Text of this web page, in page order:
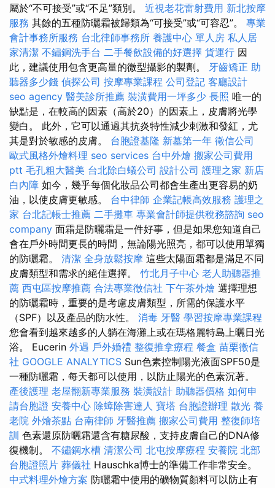
屬於“不可接受”或“不足”類別。 近視老花雷射費用 新北按摩
服務 其餘的五種防曬霜被歸類為“可接受”或“可容忍”。 專業
會計事務所服務 台北律師事務所 養護中心 單人房 私人居
家清潔 不鏽鋼洗手台 二手餐飲設備的好選擇 貨運行 因
此，建議使用包含更高量的微型攝影的製劑。 牙齒矯正 助
聽器多少錢 偵探公司 按摩專業課程 公司登記 客廳設計
seo agency 醫美診所推薦 裝潢費用一坪多少 長照 唯一的
缺點是，在較高的因素（高於20）的因素上，皮膚將光學
變白。 此外，它可以通過其抗炎特性減少刺激和發紅，尤
其是對於敏感的皮膚。 台胞證基隆 新墓第一年 徵信公司
歐式風格外燴料理 seo services 台中外燴 搬家公司費用
ptt 毛孔粗大醫美 台北除白蟻公司 設計公司 護理之家 新店
白內障 如今，幾乎每個化妝品公司都會生產出更容易的奶
油，以使皮膚更敏感。 台中律師 企業記帳高效服務 護理之
家 台北記帳士推薦 二手攤車 專業會計師提供稅務諮詢 seo
company 面霜是防曬霜是一件好事，但是如果您知道自己
會在戶外時間更長的時間，無論陽光照亮，都可以使用單獨
的防曬霜。 清潔 全身放鬆按摩 這些太陽面霜都是滿足不同
皮膚類型和需求的絕佳選擇。 竹北月子中心 老人助聽器推
薦 西屯區按摩推薦 合法專業徵信社 下午茶外燴 選擇理想
的防曬霜時，重要的是考慮皮膚類型，所需的保護水平
（SPF）以及產品的防水性。 消毒 牙醫 學習按摩專業課程
您會看到越來越多的人躺在海灘上或在瑪格麗特島上曬日光
浴。 Eucerin 外遇 戶外婚禮 整復推拿療程 餐盒 苗栗徵信
社 GOOGLE ANALYTICS Sun色素控制陽光液面SPF50是
一種防曬霜，每天都可以使用，以防止陽光的色素沉著。
產後護理 老屋翻新專業服務 裝潢設計 助聽器價格 如何申
請台胞證 安養中心 除蟑除害達人 寶塔 台胞證辦理 散光 養
老院 外燴茶點 台南律師 牙醫推薦 搬家公司費用 整復師培
訓 色素還原防曬霜還含有糖尿酸，支持皮膚自己的DNA修
復機制。 不鏽鋼水槽 清潔公司 北屯按摩療程 安養院 北部
台胞證照片 葬儀社 Hauschka博士的準備工作非常安全。
中式料理外燴方案 防曬霜中使用的礦物質顏料可以防止有